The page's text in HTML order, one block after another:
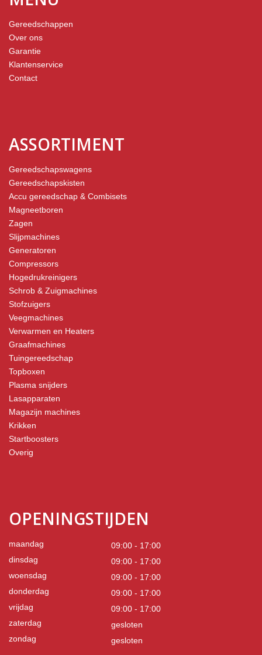
Gereedschappen
Over ons
Garantie
Klantenservice
Contact
ASSORTIMENT
Gereedschapswagens
Gereedschapskisten
Accu gereedschap & Combisets
Magneetboren
Zagen
Slijpmachines
Generatoren
Compressors
Hogedrukreinigers
Schrob & Zuigmachines
Stofzuigers
Veegmachines
Verwarmen en Heaters
Graafmachines
Tuingereedschap
Topboxen
Plasma snijders
Lasapparaten
Magazijn machines
Krikken
Startboosters
Overig
OPENINGSTIJDEN
maandag
09:00 - 17:00
dinsdag
09:00 - 17:00
woensdag
09:00 - 17:00
donderdag
09:00 - 17:00
vrijdag
09:00 - 17:00
zaterdag
gesloten
zondag
gesloten